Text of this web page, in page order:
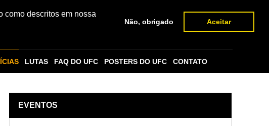
como descritos em nossa
Não, obrigado Aceitar
LUTAS FAQ DO UFC POSTERS DO UFC CONTATO
EVENTOS